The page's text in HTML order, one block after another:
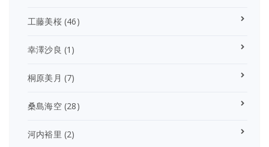
工藤美桜(46)
幸澤沙良 (1)
桐原美月 (7)
桑島海空(28)
河内裕里 (2)